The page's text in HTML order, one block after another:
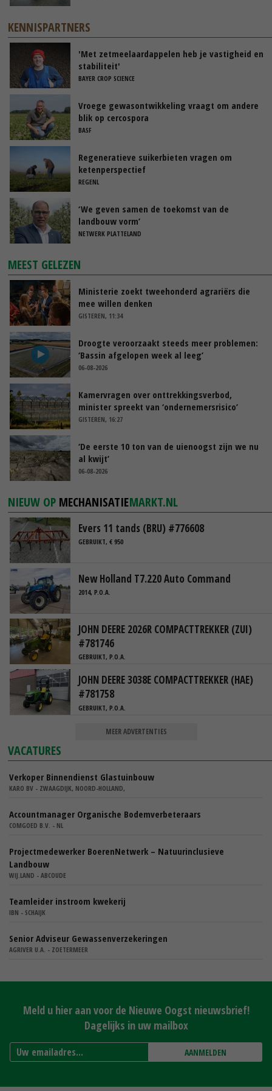
KENNISPARTNERS
'Met zetmeelaardappelen heb je vastigheid en
stabiliteit'
BAYER CROP SCIENCE
Vroege gewasontwikkeling vraagt om andere
blik op cercospora
BASF
Regeneratieve suikerbieten vragen om
ketenperspectief
REGENL
‘We geven samen de toekomst van de
landbouw vorm’
NETWERK PLATTELAND
MEEST GELEZEN
Ministerie zoekt tweehonderd agrariërs die
mee willen denken
GISTEREN, 11:34
Droogte veroorzaakt steeds meer problemen:
‘Bassin afgelopen week al leeg’
06-08-2026
Kamervragen over onttrekkingsverbod,
minister spreekt van ‘ondernemersrisico’
GISTEREN, 16:27
‘De eerste 10 ton van de uienoogst zijn we nu
al kwijt’
06-08-2026
NIEUW OP MECHANISATIEMARKT.NL
Evers 11 tands (BRU) #776608
GEBRUIKT, € 950
New Holland T7.220 Auto Command
2014, P.O.A.
JOHN DEERE 2026R COMPACTTREKKER (ZUI)
#781746
GEBRUIKT, P.O.A.
JOHN DEERE 3038E COMPACTTREKKER (HAE)
#781758
GEBRUIKT, P.O.A.
MEER ADVERTENTIES
VACATURES
Verkoper Binnendienst Glastuinbouw
KARO BV - ZWAAGDIJK, NOORD-HOLLAND,
Accountmanager Organische Bodemverbeteraars
COMGOED B.V. - NL
Projectmedewerker BoerenNetwerk – Natuurinclusieve
Landbouw
WIJ.LAND - ABCOUDE
Teamleider instroom kwekerij
IBN - SCHAIJK
Senior Adviseur Gewassenverzekeringen
AGRIVER U.A. - ZOETERMEER
Meld u hier aan voor de Nieuwe Oogst nieuwsbrief!
Dagelijks in uw mailbox
AANMELDEN